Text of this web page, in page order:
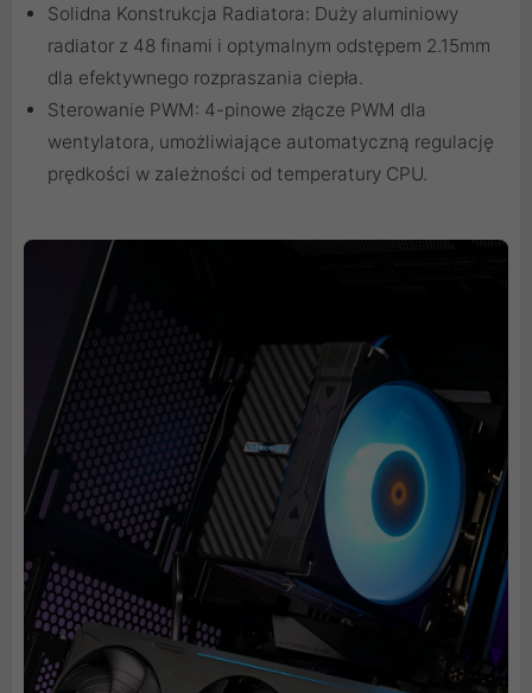
Solidna Konstrukcja Radiatora: Duży aluminiowy
radiator z 48 finami i optymalnym odstępem 2.15mm
dla efektywnego rozpraszania ciepła.
Sterowanie PWM: 4-pinowe złącze PWM dla
wentylatora, umożliwiające automatyczną regulację
prędkości w zależności od temperatury CPU.